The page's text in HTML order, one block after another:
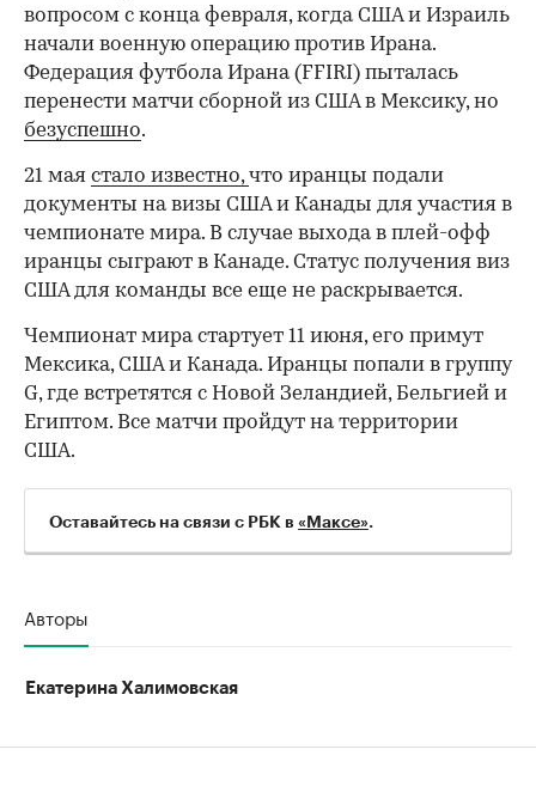
вопросом с конца февраля, когда США и Израиль
начали военную операцию против Ирана.
Федерация футбола Ирана (FFIRI) пыталась
перенести матчи сборной из США в Мексику, но
безуспешно.
21 мая стало известно,что иранцы подали
документы на визы США и Канады для участия в
чемпионате мира. В случае выхода в плей-офф
иранцы сыграют в Канаде. Статус получения виз
США для команды все еще не раскрывается.
Чемпионат мира стартует 11 июня, его примут
Мексика, США и Канада. Иранцы попали в группу
G, где встретятся с Новой Зеландией, Бельгией и
Египтом. Все матчи пройдут на территории
США.
Оставайтесь на связи с РБК в «Maксе».
Авторы
Екатерина Халимовская